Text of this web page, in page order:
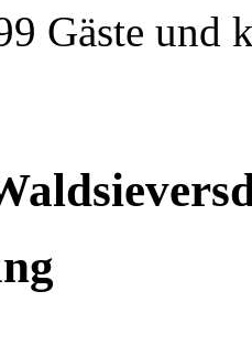
Gäste und